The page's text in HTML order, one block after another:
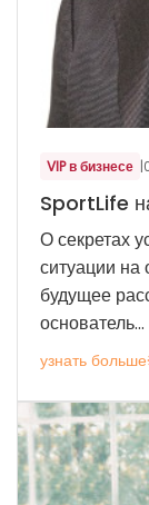
VIP в бизнесе |
SportLife
О секретах
ситуации на
будущее
основатель...
узнать больше